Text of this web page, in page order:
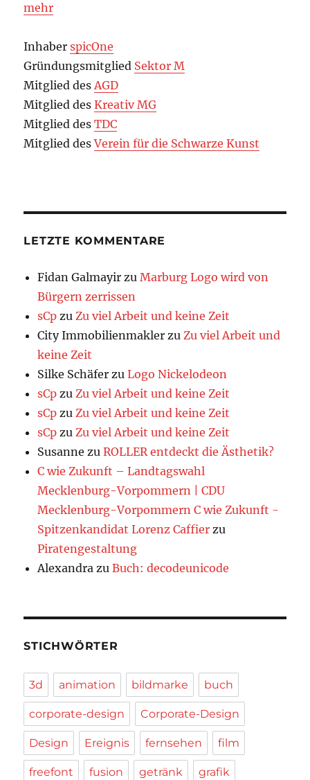
mehr
InhaberspicOne
Gründungsmitglied Sektor M
Mitglied desAGD
Mitglied desKreativ MG
Mitglied desTDC
Mitglied desVerein für die Schwarze Kunst
LETZTE KOMMENTARE
Fidan Galmayir zuMarburg Logo wird von
Bürgern zerrissen
sCp zuZu viel Arbeit und keine Zeit
City Immobilienmakler zuZu viel Arbeit und
keine Zeit
Silke Schäfer zuLogo Nickelodeon
sCp zuZu viel Arbeit und keine Zeit
sCp zuZu viel Arbeit und keine Zeit
sCp zuZu viel Arbeit und keine Zeit
Susanne zuROLLER entdeckt die Ästhetik?
C wie Zukunft – Landtagswahl
Mecklenburg-Vorpommern | CDU
Mecklenburg-Vorpommern C wie Zukunft -
Spitzenkandidat Lorenz Caffier zu
Piratengestaltung
Alexandra zuBuch: decodeunicode
STICHWÖRTER
3d animation bildmarke buch
corporate-design Corporate-Design
Design Ereignis fernsehen film
freefont fusion getränk grafik